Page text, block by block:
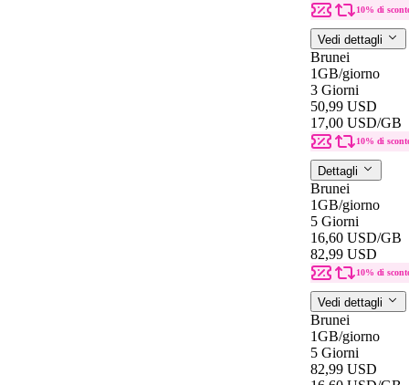
10% di
Vedi dettagli
Brunei
1GB/giorno
3 Giorni
50,99 USD
17,00 USD/GB
10% di
Dettagli
Brunei
1GB/giorno
5 Giorni
16,60 USD/GB
82,99 USD
10% di
Vedi dettagli
Brunei
1GB/giorno
5 Giorni
82,99 USD